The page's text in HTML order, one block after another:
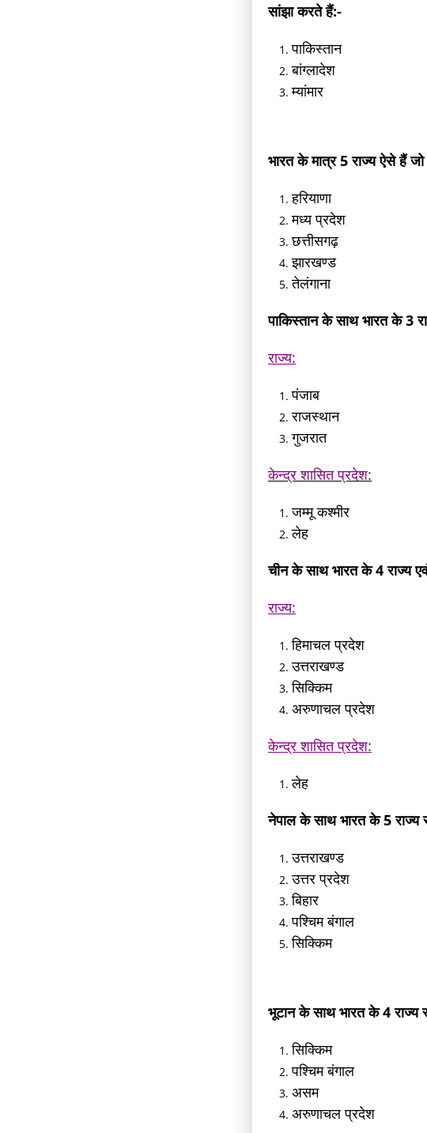
सांझा करते हैं:-
पाकिस्तान
बांग्लादेश
म्यांमार
भारत के मात्र 5 राज्य ऐसे हैं जो
हरियाणा
मध्य प्रदेश
छत्तीसगढ़
झारखण्ड
तेलंगाना
पाकिस्तान के साथ भारत के 3
राज्य:
पंजाब
राजस्थान
गुजरात
केन्द्र शासित प्रदेश:
जम्मू कश्मीर
लेह
चीन के साथ भारत के 4 राज्य
राज्य:
हिमाचल प्रदेश
उत्तराखण्ड
सिक्किम
अरुणाचल प्रदेश
केन्द्र शासित प्रदेश:
लेह
नेपाल के साथ भारत के 5 राज्य
उत्तराखण्ड
उत्तर प्रदेश
बिहार
पश्चिम बंगाल
सिक्किम
भूटान के साथ भारत के 4 राज्य
सिक्किम
पश्चिम बंगाल
असम
अरुणाचल प्रदेश